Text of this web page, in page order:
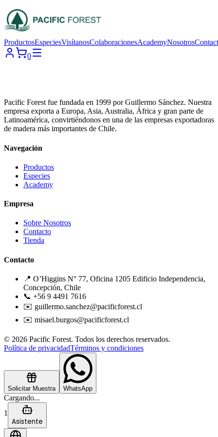
ProductosEspeciesVisítanosColaboracionesAcademyNosotros
0
Pacific Forest fue fundada en 1999 por Guillermo Sánchez. Nuestra
empresa exporta a Europa, Asia, Australia, África y gran parte de
Latinoamérica, convirtiéndonos en una de las empresas exportadoras
de madera más importantes de Chile.
Navegación
Productos
Especies
Academy
Empresa
Sobre Nosotros
Contacto
Tienda
Contacto
📍 O’Higgins N° 77, Oficina 1205 Edificio Independencia,
Concepción, Chile
📞 +56 9 4491 7616
✉️ guillermo.sanchez@pacificforest.cl
✉️ misael.burgos@pacificforest.cl
© 2026 Pacific Forest. Todos los derechos reservados.
Política de privacidadTérminos y condiciones
Solicitar Muestra WhatsApp
Cargando...
1
Asistente